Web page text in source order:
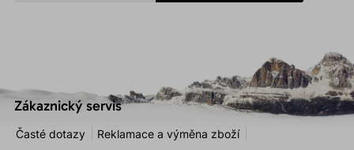
Zákaznický servis
Časté dotazy Reklamace a výměna zboží